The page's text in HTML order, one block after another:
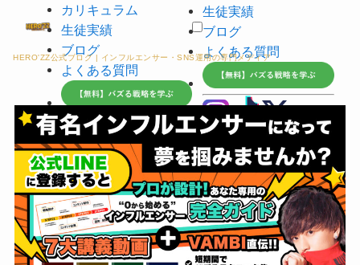
カリキュラム
生徒実績
ブログ
よくある質問
生徒実績
ブログ
よくある質問
HERO'ZZ公式ブログ | インフルエンサー・SNS運用の専門メディア